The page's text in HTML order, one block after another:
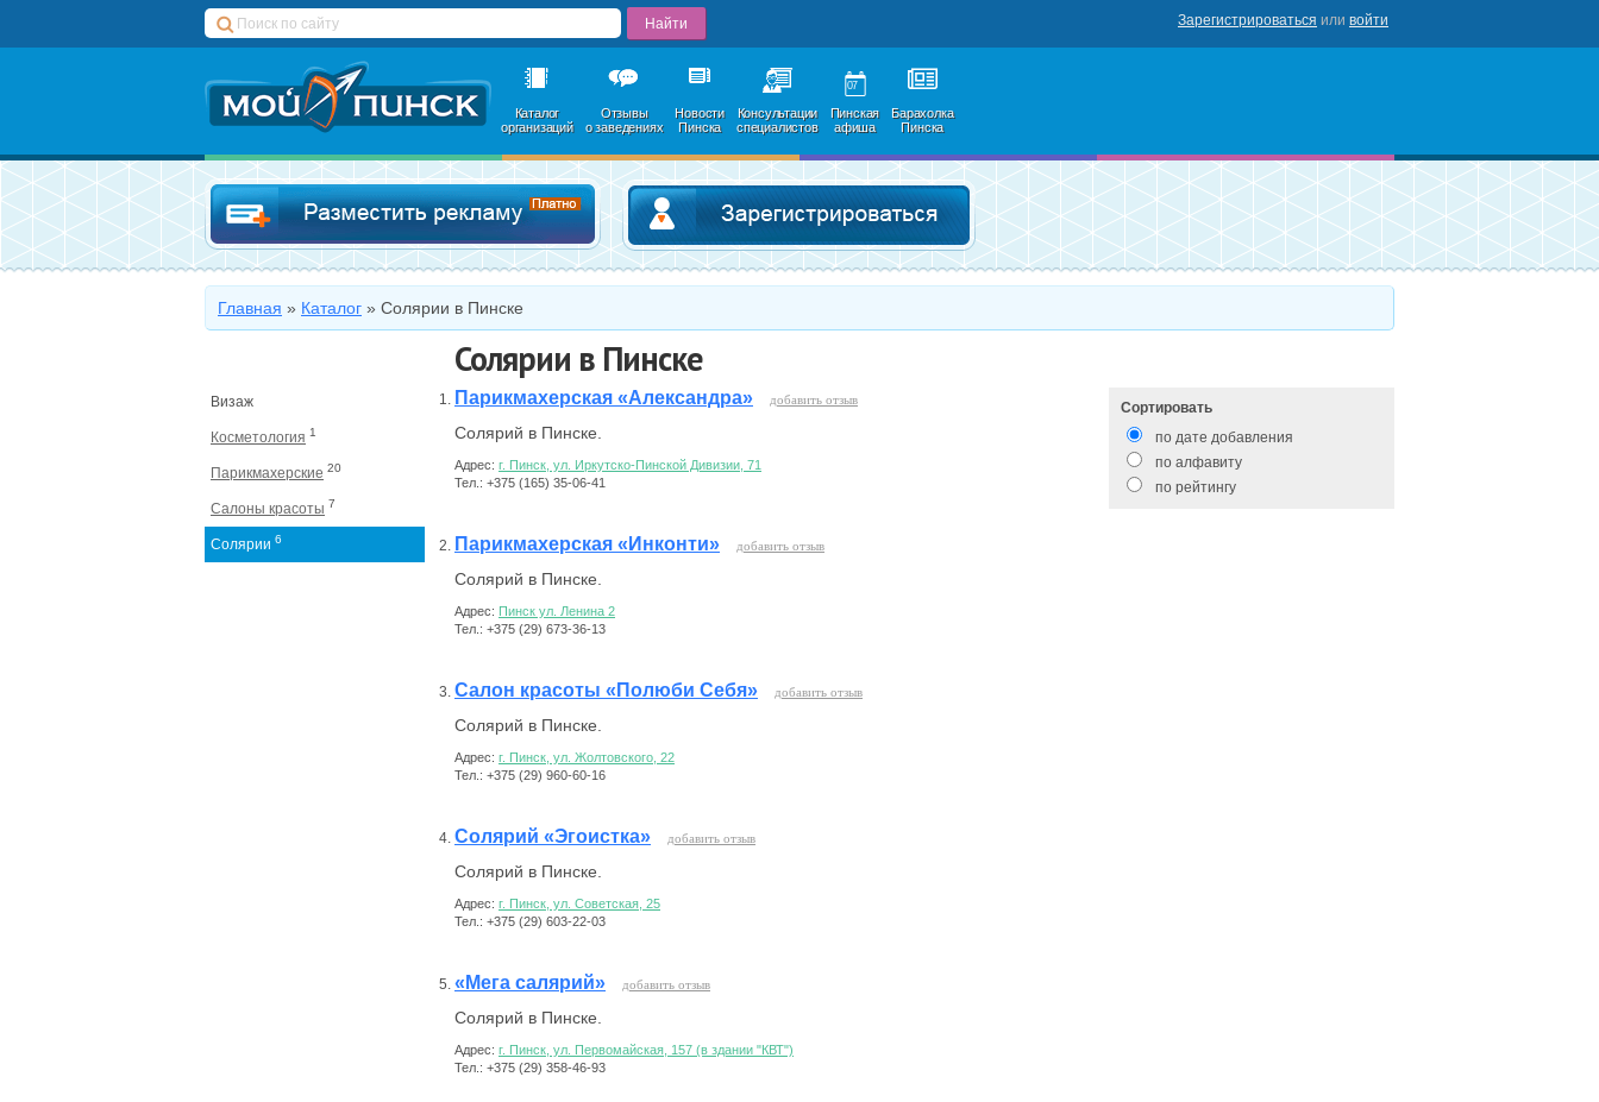
Зарегистрироваться или войти
Каталог
организаций
Отзывы
о заведениях
Новости
Пинска
Консультации
специалистов
07
Пинская
афиша
Барахолка
Пинска
Добавить в каталог Зарегистрироваться
Главная » Каталог » Солярии в Пинске
Солярии в Пинске
Визаж
Косметология 1
Парикмахерские 20
Салоны красоты 7
Солярии 6
Парикмахерская «Александра» добавить отзыв
Солярий в Пинске.
Адрес: г. Пинск, ул. Иркутско-Пинской Дивизии, 71
Тел.: +375 (165) 35-06-41
Парикмахерская «Инконти» добавить отзыв
Солярий в Пинске.
Адрес: Пинск ул. Ленина 2
Тел.: +375 (29) 673-36-13
Салон красоты «Полюби Себя» добавить отзыв
Солярий в Пинске.
Адрес: г. Пинск, ул. Жолтовского, 22
Тел.: +375 (29) 960-60-16
Солярий «Эгоистка» добавить отзыв
Солярий в Пинске.
Адрес: г. Пинск, ул. Советская, 25
Тел.: +375 (29) 603-22-03
«Мега салярий» добавить отзыв
Солярий в Пинске.
Адрес: г. Пинск, ул. Первомайская, 157 (в здании "КВТ")
Тел.: +375 (29) 358-46-93
Сортировать
по дате добавления
по алфавиту
по рейтингу